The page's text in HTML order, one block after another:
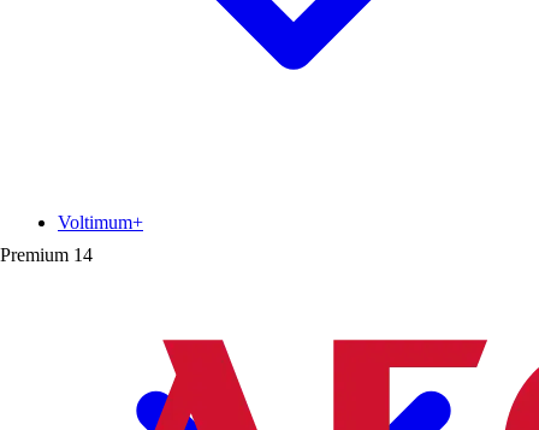
Premium 14
Voltimum+